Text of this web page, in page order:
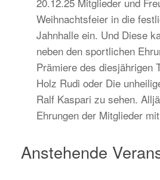
Weihnachtsfeier in die
Jahnhalle ein. Und Diese
neben den sportlichen
Prämiere des diesjährigen
Holz Rudi oder Die
Ralf Kaspari zu sehen.
Ehrungen der Mitglieder
Anstehende